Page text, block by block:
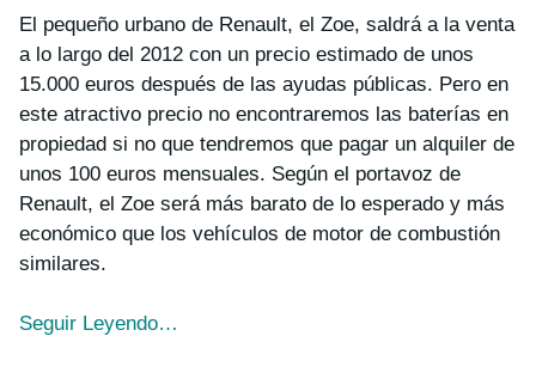
El pequeño urbano de Renault, el Zoe, saldrá a la venta
a lo largo del 2012 con un precio estimado de unos
15.000 euros después de las ayudas públicas. Pero en
este atractivo precio no encontraremos las baterías en
propiedad si no que tendremos que pagar un alquiler de
unos 100 euros mensuales. Según el portavoz de
Renault, el Zoe será más barato de lo esperado y más
económico que los vehículos de motor de combustión
similares.
Seguir Leyendo…